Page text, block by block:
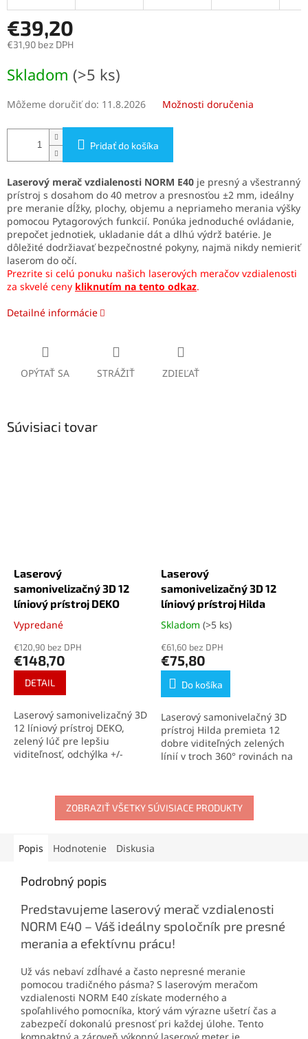
€39,20
€31,90 bez DPH
cena:
Skladom (>5 ks)
Môžeme doručiť do: 11.8.2026 Možnosti doručenia
Pridať do košíka
Laserový merač vzdialenosti NORM E40 je presný a všestranný
prístroj s dosahom do 40 metrov a presnosťou ±2 mm, ideálny
pre meranie dĺžky, plochy, objemu a nepriameho merania výšky
pomocou Pytagorových funkcií. Ponúka jednoduché ovládanie,
prepočet jednotiek, ukladanie dát a dlhú výdrž batérie. Je
dôležité dodržiavať bezpečnostné pokyny, najmä nikdy nemieriť
laserom do očí.
Prezrite si celú ponuku našich laserových meračov vzdialenosti
za skvelé ceny kliknutím na tento odkaz.
Detailné informácie
OPÝTAŤ SA STRÁŽIŤ ZDIEĽAŤ
Súvisiaci tovar
Laserový
samonivelizačný 3D 12
líniový prístroj DEKO
Priemerné
produktu
je
4,5
hviezdičiek.
Vypredané
€120,90 bez DPH
€148,70
DETAIL
Laserový samonivelizačný 3D
12 líniový prístroj DEKO,
zelený lúč pre lepšiu
viditeľnosť, odchýlka +/-
vertikálna + 1X
horizontálna), dodávaný s
bohatým príslušenstvom a
Laserový
samonivelizačný 3D 12
líniový prístroj Hilda
Priemerné
produktu
je
4,3
hviezdičiek.
Skladom (>5 ks)
€61,60 bez DPH
€75,80
Do košíka
Laserový samonivelačný 3D
prístroj Hilda premieta 12
dobre viditeľných zelených
línií v troch 360° rovinách na
Ponúka presnosť ±1 mm na
7 m, pracovný dosah do 30
m a aretáciu lasera na
ZOBRAZIŤ VŠETKY SÚVISIACE PRODUKTY
Popis Hodnotenie Diskusia
Podrobný popis
Predstavujeme laserový merač vzdialenosti
NORM E40 – Váš ideálny spoločník pre presné
merania a efektívnu prácu!
Už vás nebaví zdĺhavé a často nepresné meranie
pomocou tradičného pásma? S laserovým meračom
vzdialenosti NORM E40 získate moderného a
spoľahlivého pomocníka, ktorý vám výrazne ušetrí čas a
zabezpečí dokonalú presnosť pri každej úlohe. Tento
kompaktný a zároveň výkonný laserový meter je